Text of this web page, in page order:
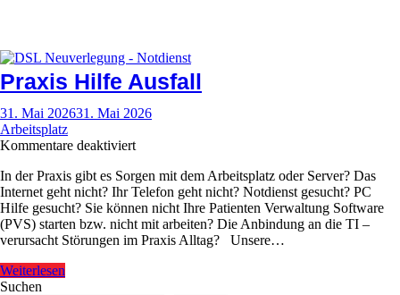
Praxis Hilfe Ausfall
31. Mai 202631. Mai 2026
Arbeitsplatz
Kommentare deaktiviertfür
Hilfe
Ausfall
In der Praxis gibt es Sorgen mit dem Arbeitsplatz oder Server? Das
Internet geht nicht? Ihr Telefon geht nicht? Notdienst gesucht? PC
Hilfe gesucht? Sie können nicht Ihre Patienten Verwaltung Software
(PVS) starten bzw. nicht mit arbeiten? Die Anbindung an die TI –
verursacht Störungen im Praxis Alltag? Unsere…
Weiterlesen
Suchen